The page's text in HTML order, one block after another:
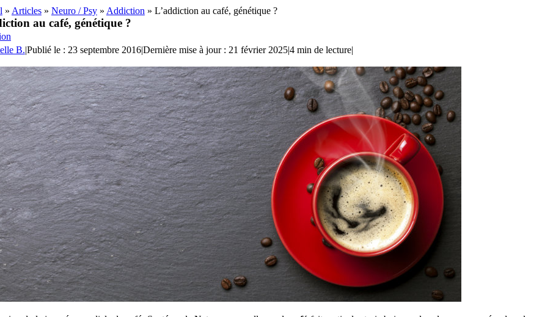
» Articles» Neuro / Psy» Addiction » L’addiction au café, génétique ?
au café, génétique ?
B.|Publié le : 23 septembre 2016|Dernière mise à jour : 21 février 2025|4 min de lecture|